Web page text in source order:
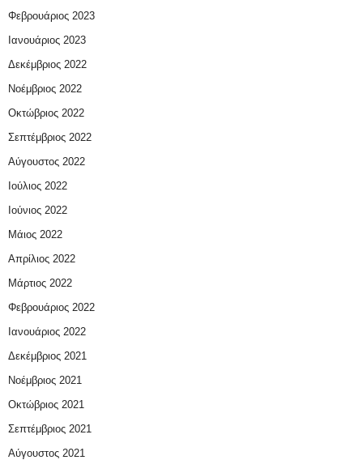
Φεβρουάριος 2023
Ιανουάριος 2023
Δεκέμβριος 2022
Νοέμβριος 2022
Οκτώβριος 2022
Σεπτέμβριος 2022
Αύγουστος 2022
Ιούλιος 2022
Ιούνιος 2022
Μάιος 2022
Απρίλιος 2022
Μάρτιος 2022
Φεβρουάριος 2022
Ιανουάριος 2022
Δεκέμβριος 2021
Νοέμβριος 2021
Οκτώβριος 2021
Σεπτέμβριος 2021
Αύγουστος 2021